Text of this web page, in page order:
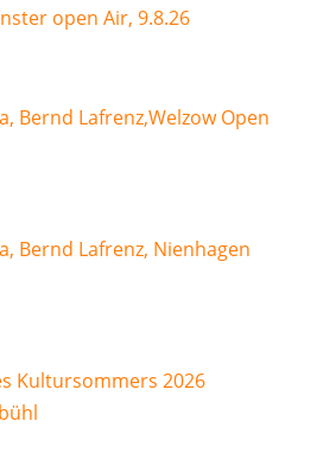
open Air, 9.8.26
Bernd Lafrenz,Welzow Open
Bernd Lafrenz, Nienhagen
Kultursommers 2026